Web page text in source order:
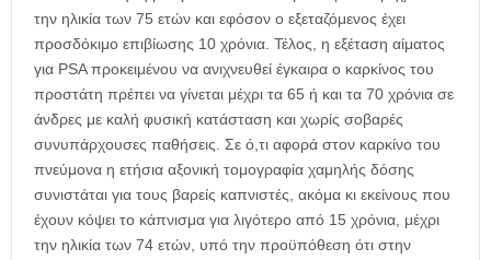
την ηλικία των 75 ετών και εφόσον ο εξεταζόμενος έχει
προσδόκιμο επιβίωσης 10 χρόνια. Τέλος, η εξέταση αίματος
για PSA προκειμένου να ανιχνευθεί έγκαιρα ο καρκίνος του
προστάτη πρέπει να γίνεται μέχρι τα 65 ή και τα 70 χρόνια σε
άνδρες με καλή φυσική κατάσταση και χωρίς σοβαρές
συνυπάρχουσες παθήσεις. Σε ό,τι αφορά στον καρκίνο του
πνεύμονα η ετήσια αξονική τομογραφία χαμηλής δόσης
συνιστάται για τους βαρείς καπνιστές, ακόμα κι εκείνους που
έχουν κόψει το κάπνισμα για λιγότερο από 15 χρόνια, μέχρι
την ηλικία των 74 ετών, υπό την προϋπόθεση ότι στην